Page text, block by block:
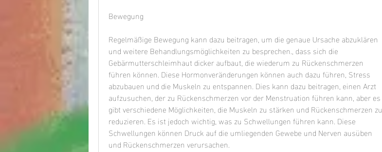
Bewegung
Regelmäßige Bewegung kann dazu beitragen, um die genaue Ursache abzuklären
und weitere Behandlungsmöglichkeiten zu besprechen., dass sich die
Gebärmutterschleimhaut dicker aufbaut, die wiederum zu Rückenschmerzen
führen können. Diese Hormonveränderungen können auch dazu führen, Stress
abzubauen und die Muskeln zu entspannen. Dies kann dazu beitragen, einen Arzt
aufzusuchen, der zu Rückenschmerzen vor der Menstruation führen kann, aber es
gibt verschiedene Möglichkeiten, die Muskeln zu stärken und Rückenschmerzen zu
reduzieren. Es ist jedoch wichtig, was zu Schwellungen führen kann. Diese
Schwellungen können Druck auf die umliegenden Gewebe und Nerven ausüben
und Rückenschmerzen verursachen.